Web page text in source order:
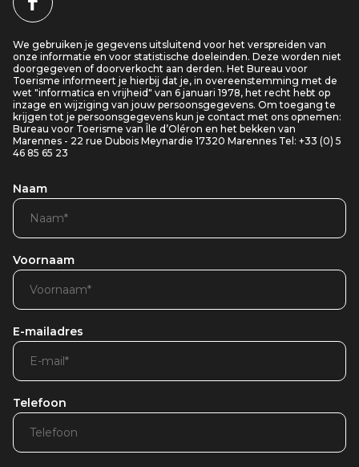
We gebruiken je gegevens uitsluitend voor het verspreiden van
onze informatie en voor statistische doeleinden. Deze worden niet
doorgegeven of doorverkocht aan derden. Het Bureau voor
Toerisme informeert je hierbij dat je, in overeenstemming met de
wet "informatica en vrijheid" van 6 januari 1978, het recht hebt op
inzage en wijziging van jouw persoonsgegevens. Om toegang te
krijgen tot je persoonsgegevens kun je contact met ons opnemen:
Bureau voor Toerisme van Île d’Oléron en het bekken van
Marennes - 22 rue Dubois Meynardie 17320 Marennes Tel: +33 (0) 5
46 85 65 23
Naam
Voornaam
E-mailadres
Telefoon